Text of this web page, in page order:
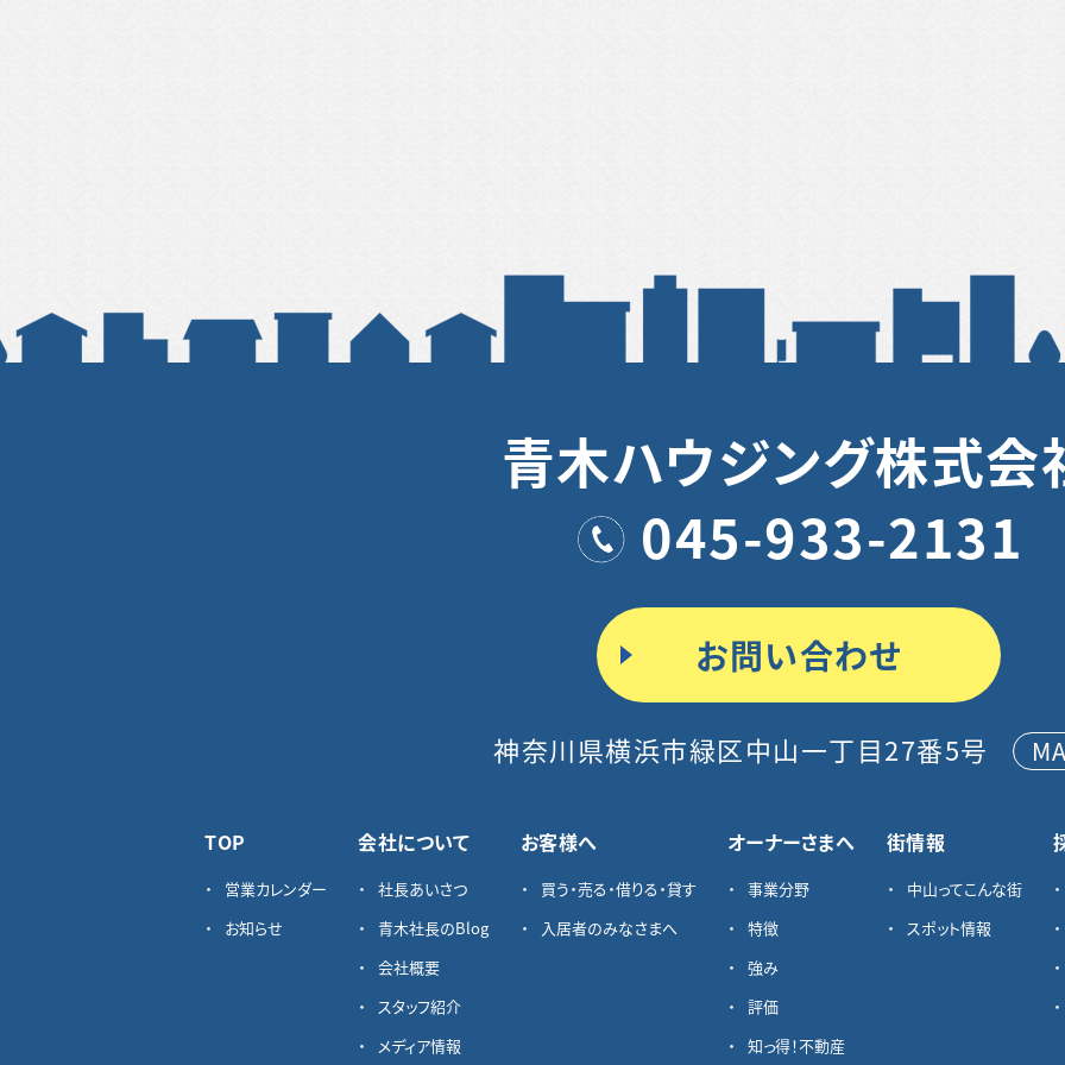
青木ハウジング株式会
045-933-2131
お問い合わせ
神奈川県横浜市緑区中山一丁目27番5号
TOP
営業カレンダー
お知らせ
会社について
社長あいさつ
青木社長のBlog
会社概要
スタッフ紹介
メディア情報
お客様へ
買う・売る・借りる・貸す
入居者のみなさまへ
オーナーさまへ
事業分野
特徴
強み
評価
知っ得！不動産
街情報
中山ってこんな街
スポット情報